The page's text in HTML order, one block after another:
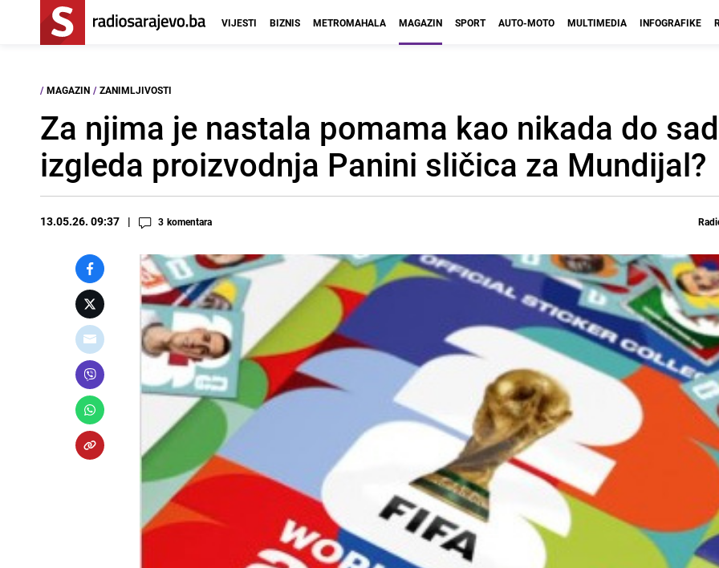
VIJESTI BIZNIS METROMAHALA MAGAZIN SPORT AUTO-MOTO MULTIMEDIA INFOGRAFIKE
/ MAGAZIN / ZANIMLJIVOSTI
Za njima je nastala pomama kao nikada do
izgleda proizvodnja Panini sličica za Mundijal?
13.05.26. 09:37 3 komentara